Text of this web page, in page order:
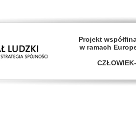
Projekt
w ramach